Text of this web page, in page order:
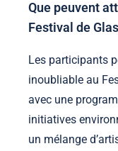
Que peuvent
Festival de
Les participants
inoubliable au
avec une
initiatives
un mélange